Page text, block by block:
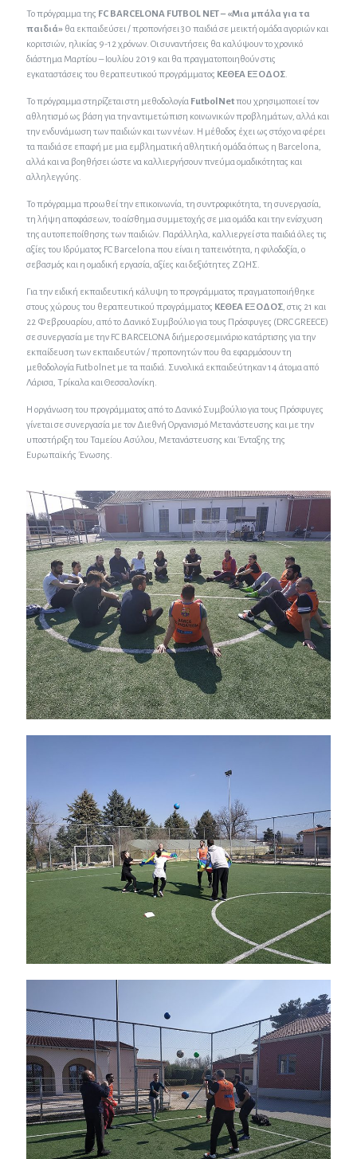
Το πρόγραμμα της FC BARCELONA FUTBOL NET – «Μια μπάλα για τα
παιδιά» θα εκπαιδεύσει / προπονήσει 30 παιδιά σε μεικτή ομάδα αγοριών και
κοριτσιών, ηλικίας 9-12 χρόνων. Οι συναντήσεις θα καλύψουν το χρονικό
διάστημα Μαρτίου – Ιουλίου 2019 και θα πραγματοποιηθούν στις
εγκαταστάσεις του θεραπευτικού προγράμματος ΚΕΘΕΑ ΕΞΟΔΟΣ.
Το πρόγραμμα στηρίζεται στη μεθοδολογία FutbolNetπου χρησιμοποιεί τον
αθλητισμό ως βάση για την αντιμετώπιση κοινωνικών προβλημάτων, αλλά και
την ενδυνάμωση των παιδιών και των νέων. Η μέθοδος έχει ως στόχο να φέρει
τα παιδιά σε επαφή με μια εμβληματική αθλητική ομάδα όπως η Βarcelona,
αλλά και να βοηθήσει ώστε να καλλιεργήσουν πνεύμα ομαδικότητας και
αλληλεγγύης.
Το πρόγραμμα προωθεί την επικοινωνία, τη συντροφικότητα, τη συνεργασία,
τη λήψη αποφάσεων, το αίσθημα συμμετοχής σε μια ομάδα και την ενίσχυση
της αυτοπεποίθησης των παιδιών. Παράλληλα, καλλιεργεί στα παιδιά όλες τις
αξίες του Ιδρύματος FC Barcelona που είναι η ταπεινότητα, η φιλοδοξία, ο
σεβασμός και η ομαδική εργασία, αξίες και δεξιότητες ΖΩΗΣ.
Για την ειδική εκπαιδευτική κάλυψη το προγράμματος πραγματοποιήθηκε
στους χώρους του θεραπευτικού προγράμματος ΚΕΘΕΑ ΕΞΟΔΟΣ, στις 21 και
22 Φεβρουαρίου, από το Δανικό Συμβούλιο για τους Πρόσφυγες (DRC GREECE)
σε συνεργασία με την FC BARCELONA διήμερο σεμινάριο κατάρτισης για την
εκπαίδευση των εκπαιδευτών / προπονητών που θα εφαρμόσουν τη
μεθοδολογία Futbolnet με τα παιδιά. Συνολικά εκπαιδεύτηκαν 14 άτομα από
Λάρισα, Τρίκαλα και Θεσσαλονίκη.
Η οργάνωση του προγράμματος από το Δανικό Συμβούλιο για τους Πρόσφυγες
γίνεται σε συνεργασία με τον Διεθνή Οργανισμό Μετανάστευσης και με την
υποστήριξη του Ταμείου Ασύλου, Μετανάστευσης και Ένταξης της
Ευρωπαϊκής Ένωσης.